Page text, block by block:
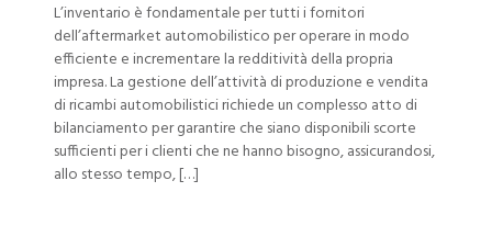
L’inventario è fondamentale per tutti i fornitori
dell’aftermarket automobilistico per operare in modo
efficiente e incrementare la redditività della propria
impresa. La gestione dell’attività di produzione e vendita
di ricambi automobilistici richiede un complesso atto di
bilanciamento per garantire che siano disponibili scorte
sufficienti per i clienti che ne hanno bisogno, assicurandosi,
allo stesso tempo, […]